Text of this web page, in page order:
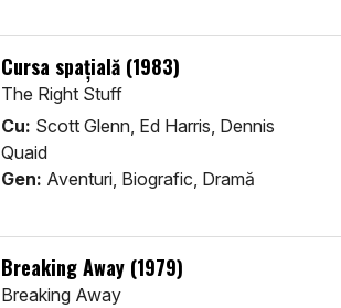
Cursa spațială (1983)
The Right Stuff
Cu: Scott Glenn, Ed Harris, Dennis
Quaid
Gen: Aventuri, Biografic, Dramă
Breaking Away (1979)
Breaking Away